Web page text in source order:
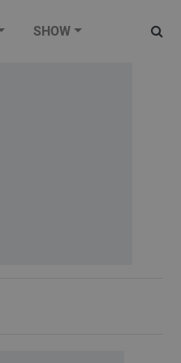
SHOW